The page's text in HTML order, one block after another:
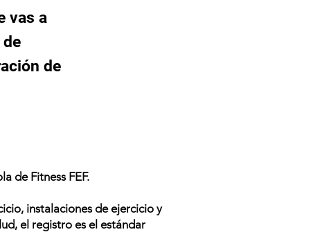
vas a
de
de Fitness FEF.
instalaciones de ejercicio y
el registro es el estándar